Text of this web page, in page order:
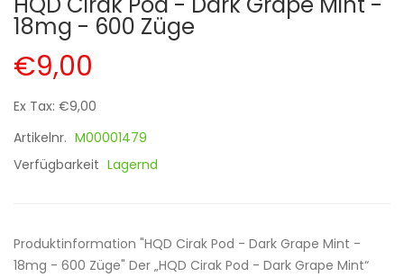
18mg - 600 Züge
€9,00
Ex Tax: €9,00
Artikelnr. M00001479
Verfügbarkeit Lagernd
Produktinformation "HQD Cirak Pod - Dark Grape Mint -
18mg - 600 Züge" Der „HQD Cirak Pod - Dark Grape Mint“